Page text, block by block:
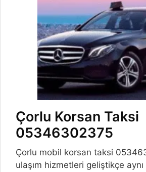
Çorlu Korsan Taksi
05346302375
Çorlu mobil korsan taksi
ulaşım hizmetleri geliştikçe aynı